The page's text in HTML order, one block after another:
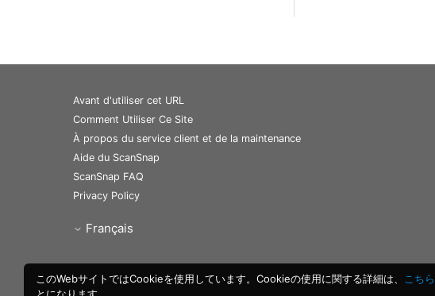
Avant d'utiliser cet URL
Comment Utiliser Ce Site
À propos du service client et de la maintenance
Aide du ScanSnap
ScanSnap FAQ
Privacy Policy
Français
このWebサイトではCookieを使用しています。Cookieの使用に関する詳細は、 こちら